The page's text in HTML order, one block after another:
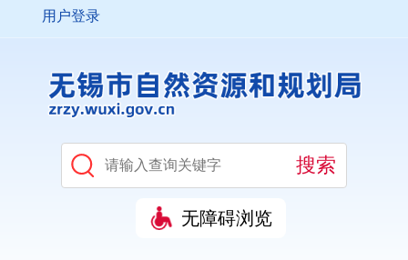
用户登录
无障碍浏览